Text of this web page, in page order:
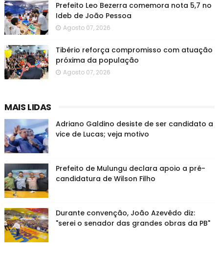
Prefeito Leo Bezerra comemora nota 5,7 no
Ideb de João Pessoa
Agosto 07, 2026
Tibério reforça compromisso com atuação
próxima da população
Agosto 07, 2026
MAIS LIDAS
Adriano Galdino desiste de ser candidato a
vice de Lucas; veja motivo
Prefeito de Mulungu declara apoio a pré-
candidatura de Wilson Filho
Durante convenção, João Azevêdo diz:
"serei o senador das grandes obras da PB"